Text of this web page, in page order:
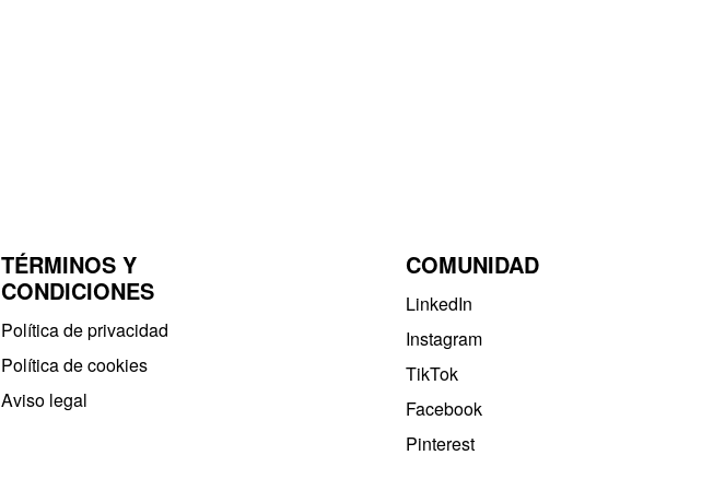
TÉRMINOS Y
CONDICIONES
Política de privacidad​
Política de cookies
Aviso legal
COMUNIDAD
LinkedIn
Instagram
TikTok
Facebook
Pinterest